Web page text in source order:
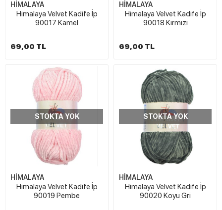
HİMALAYA
Himalaya Velvet Kadife İp
90017 Kamel
69,00 TL
HİMALAYA
Himalaya Velvet Kadife İp
90018 Kırmızı
69,00 TL
STOKTA YOK
HİMALAYA
Himalaya Velvet Kadife İp
90019 Pembe
STOKTA YOK
HİMALAYA
Himalaya Velvet Kadife İp
90020 Koyu Gri